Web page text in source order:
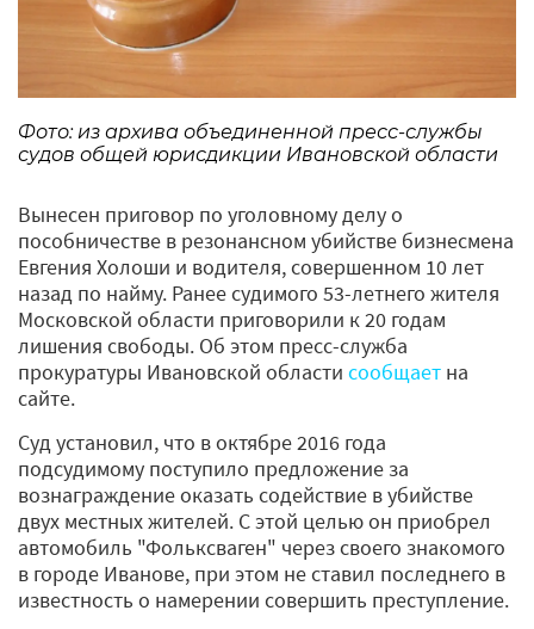
Фото: из архива объединенной пресс-службы
судов общей юрисдикции Ивановской области
Вынесен приговор по уголовному делу о
пособничестве в резонансном убийстве бизнесмена
Евгения Холоши и водителя, совершенном 10 лет
назад по найму. Ранее судимого 53-летнего жителя
Московской области приговорили к 20 годам
лишения свободы. Об этом пресс-служба
прокуратуры Ивановской области сообщает на
сайте.
Суд установил, что в октябре 2016 года
подсудимому поступило предложение за
вознаграждение оказать содействие в убийстве
двух местных жителей. С этой целью он приобрел
автомобиль "Фольксваген" через своего знакомого
в городе Иванове, при этом не ставил последнего в
известность о намерении совершить преступление.